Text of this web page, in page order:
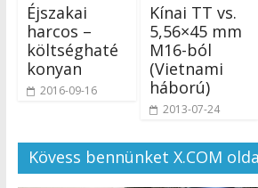
Éjszakai
harcos –
költséghaté
konyan
2016-09-16
Kínai TT vs.
5,56×45 mm
M16-ból
(Vietnami
háború)
2013-07-24
Kövess bennünket X.COM